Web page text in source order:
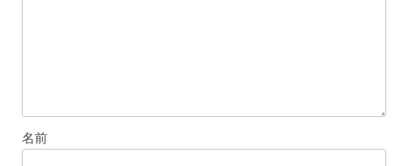
名前